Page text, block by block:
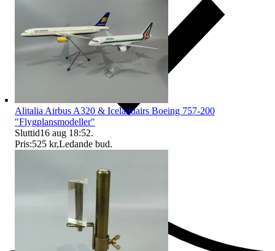
Ersättning om du inte får din vara
Alitalia Airbus A320 & Icelandairs Boeing 757-200
"Flygplansmodeller"
Sluttid16 aug 18:52.
Pris:525 kr,Ledande bud.